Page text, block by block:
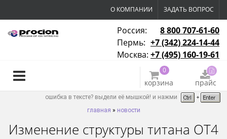
О КОМПАНИИ ЗАДАТЬ ВОПРОС
Россия:
8 800 707-61-60
Пермь: +7 (342) 224-14-44
Москва: +7 (495) 160-19-61
0
корзина прайс
ошибка в тексте? выдели её мышкой! и нажми
главная » новости
Изменение структуры титана ОТ4